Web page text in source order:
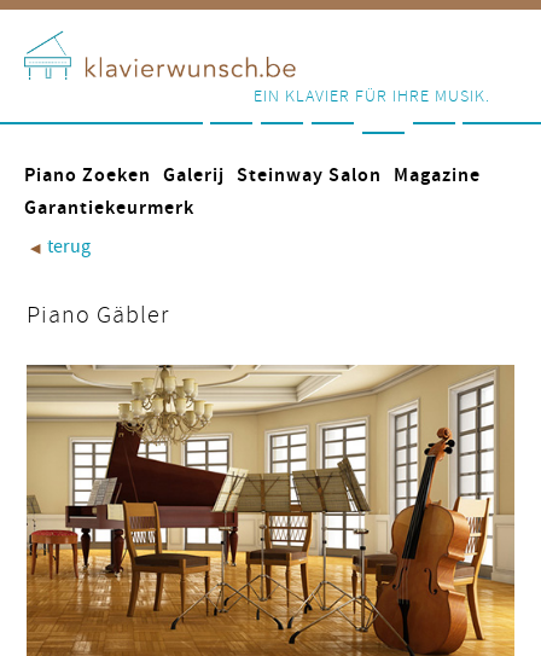
EIN KLAVIER FÜR IHRE MUSIK.
Piano Zoeken Galerij Steinway Salon
Magazine
Garantiekeurmerk
◀︎ terug
Piano Gäbler